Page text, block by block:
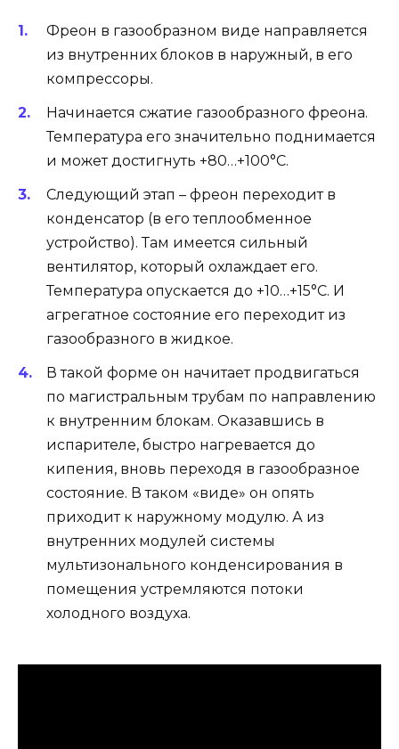
Фреон в газообразном виде направляется
из внутренних блоков в наружный, в его
компрессоры.
Начинается сжатие газообразного фреона.
Температура его значительно поднимается
и может достигнуть +80…+100°С.
Следующий этап – фреон переходит в
конденсатор (в его теплообменное
устройство). Там имеется сильный
вентилятор, который охлаждает его.
Температура опускается до +10…+15°С. И
агрегатное состояние его переходит из
газообразного в жидкое.
В такой форме он начитает продвигаться
по магистральным трубам по направлению
к внутренним блокам. Оказавшись в
испарителе, быстро нагревается до
кипения, вновь переходя в газообразное
состояние. В таком «виде» он опять
приходит к наружному модулю. А из
внутренних модулей системы
мультизонального конденсирования в
помещения устремляются потоки
холодного воздуха.